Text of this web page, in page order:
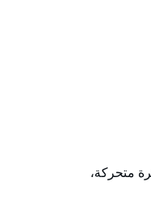
متحركة،